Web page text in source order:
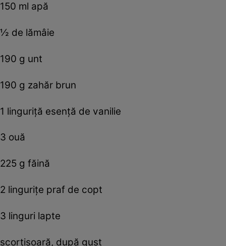
150 ml apă
½ de lămâie
190 g unt
190 g zahăr brun
1 linguriţă esenţă de vanilie
3 ouă
225 g făină
2 linguriţe praf de copt
3 linguri lapte
scorţişoară, după gust